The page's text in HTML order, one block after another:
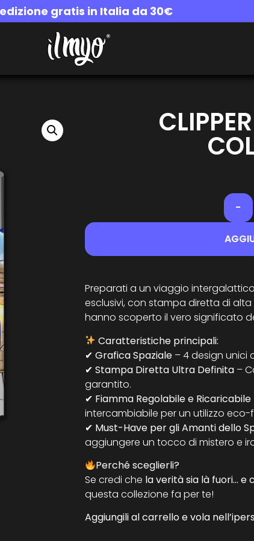
gratis in Italia da 30€
-
Preparati a un viaggio
esclusivi, con stampa diretta di
hanno scoperto il vero significato
Caratteristiche principali:
✔ Grafica Spaziale – 4 design unici
✔ Stampa Diretta Ultra Definita –
garantito.
✔ Fiamma Regolabile e Ricaricabile
intercambiabile per un utilizzo eco-
✔ Must-Have per gli Amanti dello
aggiungere un tocco di mistero e
Perché sceglierli?
Se credi che la verità sia là fuori… e
questa collezione fa per te!
Aggiungili al carrello e vola